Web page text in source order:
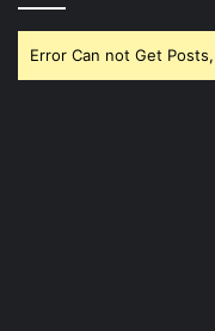
Error Can not Get